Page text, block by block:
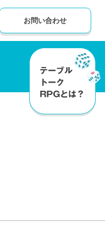
お問い合わせ